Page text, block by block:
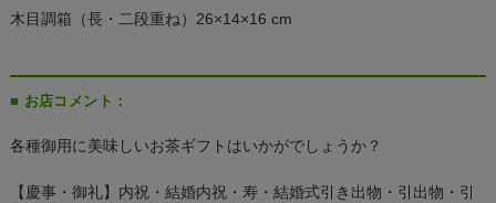
木目調箱（長・二段重ね）26×14×16 cm
■ お店コメント：
各種御用に美味しいお茶ギフトはいかがでしょうか？
【慶事・御礼】内祝・結婚内祝・寿・結婚式引き出物・引出物・引